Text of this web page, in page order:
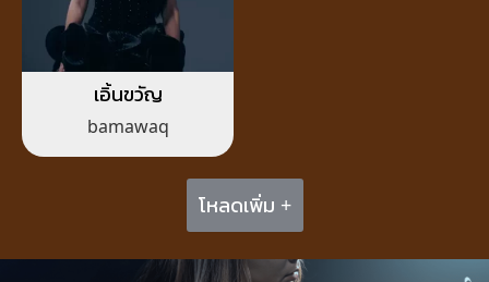
เอิ้นขวัญ
bamawaq
โหลดเพิ่ม +